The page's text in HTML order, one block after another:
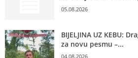
05.08.2026
BIJELJINA UZ KEBU:
za novu pesmu –...
04.08.2026